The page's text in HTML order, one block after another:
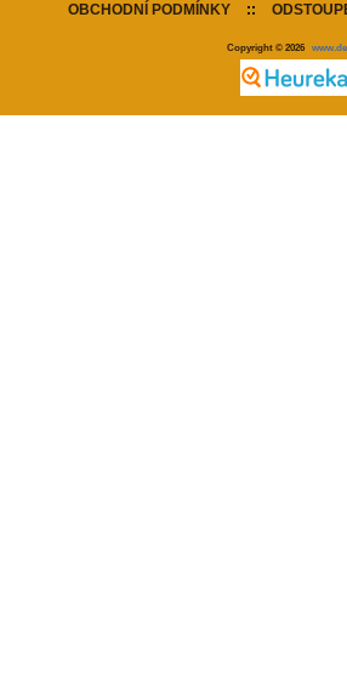
OBCHODNÍ PODMÍNKY ::
Copyright © 2026